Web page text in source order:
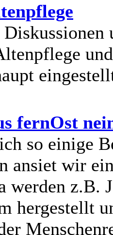
fernOst
so einige
ansiet wir
werden z.B.
hergestellt